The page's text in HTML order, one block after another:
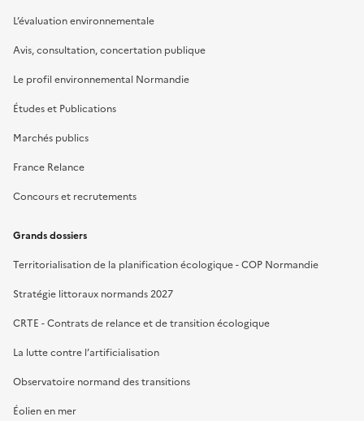
L’évaluation environnementale
Avis, consultation, concertation publique
Le profil environnemental Normandie
Études et Publications
Marchés publics
France Relance
Concours et recrutements
Grands dossiers
Territorialisation de la planification écologique - COP Normandie
Stratégie littoraux normands 2027
CRTE - Contrats de relance et de transition écologique
La lutte contre l’artificialisation
Observatoire normand des transitions
Éolien en mer